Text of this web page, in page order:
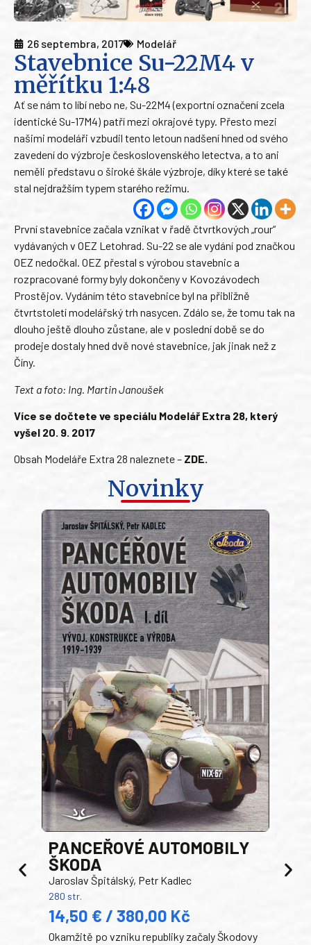
26 septembra, 2017 Modelář
Stavebnice Su-22M4 v
měřítku 1:48
Ať se nám to líbí nebo ne, Su-22M4 (exportní označení zcela
identické Su-17M4) patří mezi okrajové typy. Přesto mezi
našimi modeláři vzbudil tento letoun nadšení hned od svého
zavedení do výzbroje československého letectva, a to ani
neměli představu o široké škále výzbroje, díky které se také
stal nejdražším typem starého režimu.
První stavebnice začala vznikat v řadě čtvrtkových „rour“
vydávaných v OEZ Letohrad. Su-22 se ale vydání pod značkou
OEZ nedočkal. OEZ přestal s výrobou stavebnic a
rozpracované formy byly dokončeny v Kovozávodech
Prostějov. Vydáním této stavebnice byl na přibližně
čtvrtstoletí modelářský trh nasycen. Zdálo se, že tomu tak na
dlouho ještě dlouho zůstane, ale v poslední době se do
prodeje dostaly hned dvě nové stavebnice, jak jinak než z
Číny.
Text a foto: Ing. Martin Janoušek
Více se dočtete ve speciálu Modelář Extra 28, který
vyšel 20. 9. 2017
Obsah Modeláře Extra 28 naleznete – ZDE.
Novinky
PANCEŘOVÉ AUTOMOBILY
ŠKODA
Jaroslav Špitálský, Petr Kadlec
280 str.
14,50 € / 380,00 Kč
Okamžitě po vzniku republiky začaly Škodovy